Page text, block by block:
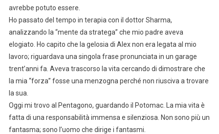
avrebbe potuto essere.
Ho passato del tempo in terapia con il dottor Sharma,
analizzando la “mente da stratega” che mio padre aveva
elogiato. Ho capito che la gelosia di Alex non era legata al mio
lavoro; riguardava una singola frase pronunciata in un garage
trent’anni fa. Aveva trascorso la vita cercando di dimostrare che
la mia “forza” fosse una menzogna perché non riusciva a trovare
la sua.
Oggi mi trovo al Pentagono, guardando il Potomac. La mia vita è
fatta di una responsabilità immensa e silenziosa. Non sono più un
fantasma; sono l’uomo che dirige i fantasmi.